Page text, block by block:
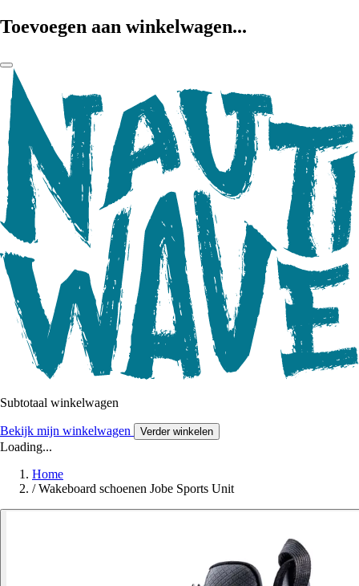
Toevoegen aan winkelwagen...
Subtotaal winkelwagen
Bekijk mijn winkelwagen Verder winkelen
Loading...
Home
/ Wakeboard schoenen Jobe Sports Unit